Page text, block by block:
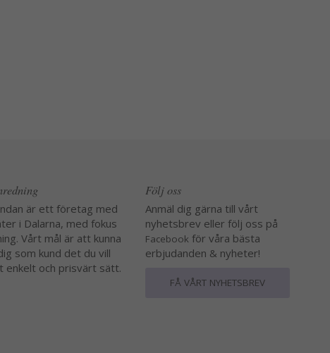
är ett företag med
i Dalarna, med fokus
Vårt mål är att kunna
som kund det du vill
enkelt och prisvärt sätt.
Följ oss
Anmäl dig gärna till vårt
nyhetsbrev eller följ oss på
Facebook för våra bästa
erbjudanden & nyheter!
FÅ VÅRT NYHETSBREV